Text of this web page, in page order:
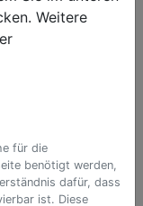
Weitere
für die
benötigt werden,
dafür, dass
ist. Diese
Bitte